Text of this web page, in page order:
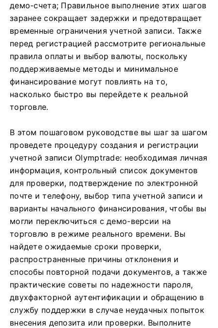
демо-счета; Правильное выполнение этих шагов
заранее сокращает задержки и предотвращает
временные ограничения учетной записи. Также
перед регистрацией рассмотрите региональные
правила оплаты и выбор валюты, поскольку
поддерживаемые методы и минимальное
финансирование могут повлиять на то,
насколько быстро вы перейдете к реальной
торговле.
В этом пошаговом руководстве вы шаг за шагом
проведете процедуру создания и регистрации
учетной записи Olymptrade: необходимая личная
информация, контрольный список документов
для проверки, подтверждение по электронной
почте и телефону, выбор типа учетной записи и
варианты начального финансирования, чтобы вы
могли переключиться с демо-версии на
торговлю в режиме реального времени. Вы
найдете ожидаемые сроки проверки,
распространенные причины отклонения и
способы повторной подачи документов, а также
практические советы по надежности пароля,
двухфакторной аутентификации и обращению в
службу поддержки в случае неудачных попыток
внесения депозита или проверки. Выполните